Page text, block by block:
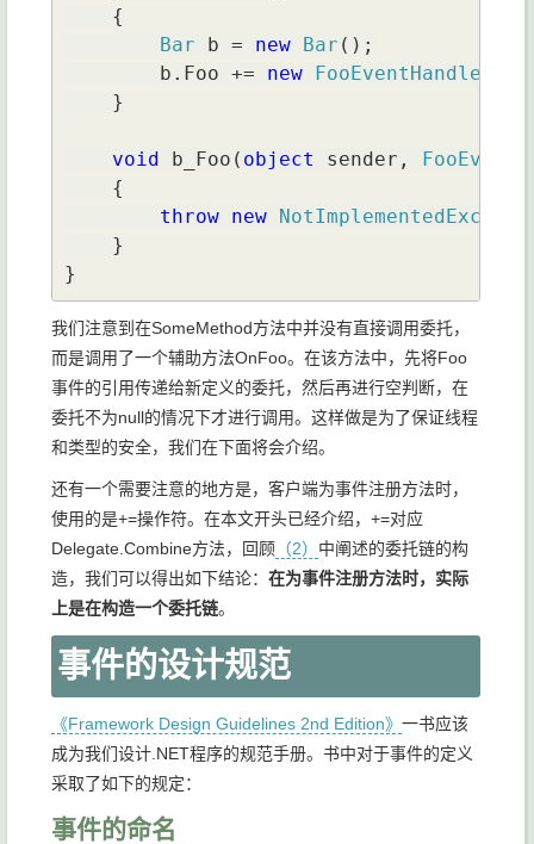
    {
Bar b = new Bar ();
        b.Foo +=
new FooEventHandler
    }
void b_Foo( object sender,
    {
throw new
    }
}
我们注意到在SomeMethod方法中并没有直接调用委托，
而是调用了一个辅助方法OnFoo。在该方法中，先将Foo
事件的引用传递给新定义的委托，然后再进行空判断，在
委托不为null的情况下才进行调用。这样做是为了保证线程
和类型的安全，我们在下面将会介绍。
还有一个需要注意的地方是，客户端为事件注册方法时，
使用的是+=操作符。在本文开头已经介绍，+=对应
Delegate.Combine方法，回顾 （2） 中阐述的委托链的构
造，我们可以得出如下结论： 在为事件注册方法时，实际
上是在构造一个委托链。
事件的设计规范
《Framework Design Guidelines 2nd Edition》 一书应该
成为我们设计.NET程序的规范手册。书中对于事件的定义
采取了如下的规定：
事件的命名